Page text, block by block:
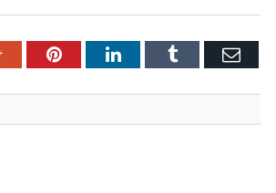
Google+PinterestLinkedInTumblr Email